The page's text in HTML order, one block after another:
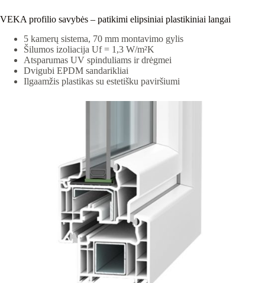
VEKA profilio savybės – patikimi elipsiniai plastikiniai langai
5 kamerų sistema, 70 mm montavimo gylis
Šilumos izoliacija Uf = 1,3 W/m²K
Atsparumas UV spinduliams ir drėgmei
Dvigubi EPDM sandarikliai
Ilgaamžis plastikas su estetišku paviršiumi